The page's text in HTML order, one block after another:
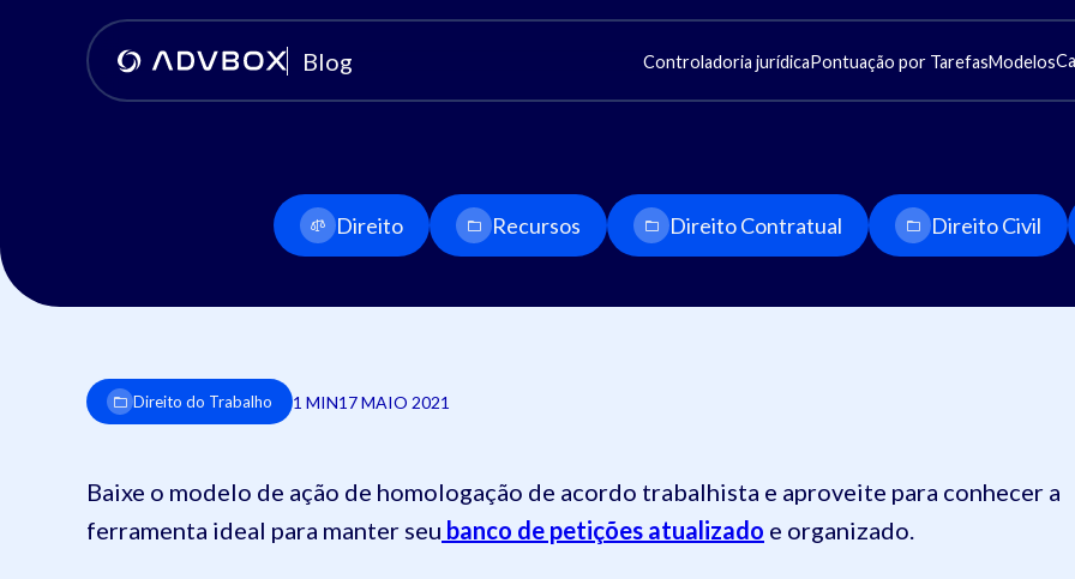
Blog Controladoria jurídicaPontuação por TarefasModelos
Direito Recursos Direito Contratual Direito Civil
Direito do Trabalho 1 MIN17 MAIO 2021
Baixe o modelo de ação de homologação de acordo trabalhista e aproveite para conhecer a
ferramenta ideal para manter seu banco de petições atualizado e organizado.